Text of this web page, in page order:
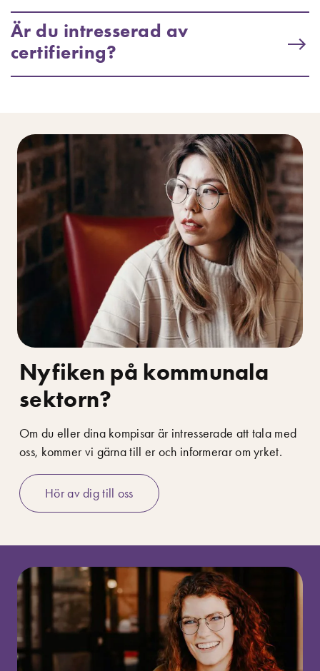
Är du intresserad av
certifiering?
Nyfiken på kommunala
sektorn?
Om du eller dina kompisar är intresserade att tala med
oss, kommer vi gärna till er och informerar om yrket.
Hör av dig till oss